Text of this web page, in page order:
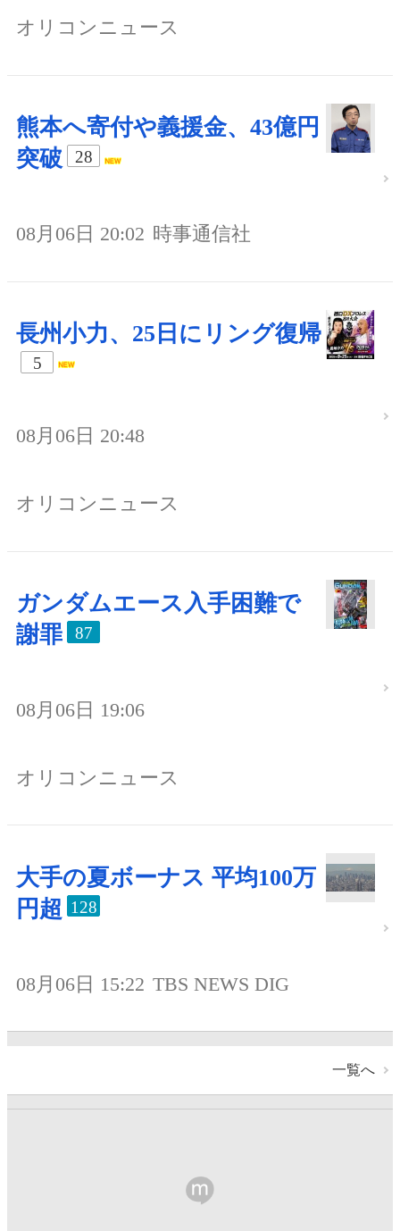
オリコンニュース
熊本へ寄付や義援金、43億円
突破
28
08月06日 20:02 時事通信社
長州小力、25日にリング復帰
5
08月06日 20:48
オリコンニュース
ガンダムエース入手困難で
謝罪
87
08月06日 19:06
オリコンニュース
大手の夏ボーナス 平均100万
円超 128
08月06日 15:22 TBS NEWS DIG
一覧へ